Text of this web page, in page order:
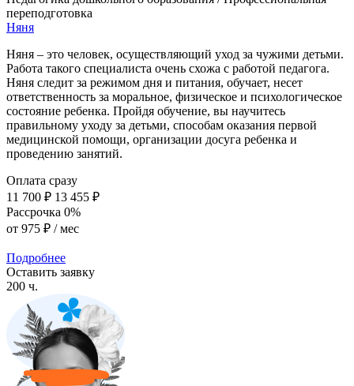
переподготовка
Няня
Няня – это человек, осуществляющий уход за чужими детьми.
Работа такого специалиста очень схожа с работой педагога.
Няня следит за режимом дня и питания, обучает, несет
ответственность за моральное, физическое и психологическое
состояние ребенка. Пройдя обучение, вы научитесь
правильному уходу за детьми, способам оказания первой
медицинской помощи, организации досуга ребенка и
проведению занятий.
Оплата сразу
11 700 ₽ 13 455 ₽
Рассрочка 0%
от 975 ₽ / мес
Подробнее
Оставить заявку
200 ч.